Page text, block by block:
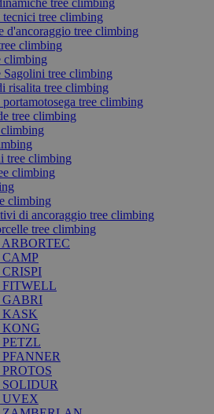
tree climbing
tree climbing
d'ancoraggio tree climbing
climbing
climbing
Sagolini tree climbing
risalita tree climbing
tree climbing
tree climbing
tree climbing
climbing
climbing
di ancoraggio tree climbing
tree climbing
ARBORTEC
CAMP
CRISPI
FITWELL
GABRI
KASK
KONG
PETZL
PFANNER
SOLIDUR
UVEX